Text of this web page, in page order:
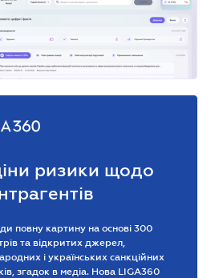
ризики щодо
повну картину на основі 300
та відкритих джерел,
і українських санкційних
згадок в медіа. Нова LIGA360